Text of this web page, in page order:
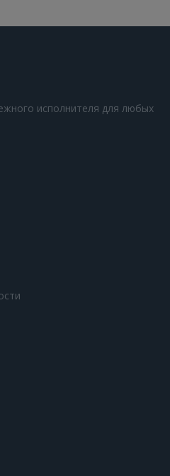
исполнителя для любых